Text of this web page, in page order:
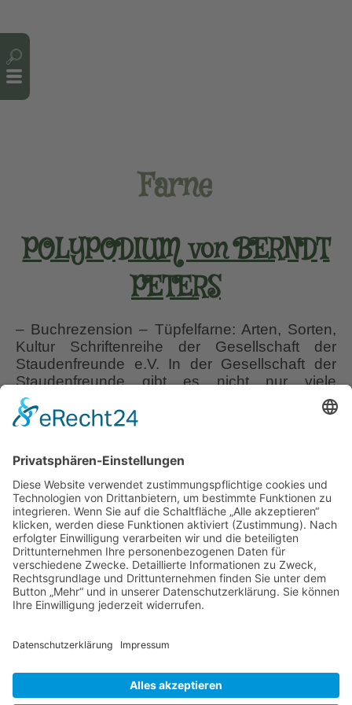
Farne
POLYPODIUM von BERNDT
PETERS
– Buchrezension – Tüpfelfarne: Arten, Sorten,
Kultur Schriftenreihe der Gesellschaft der
Staudenfreunde e.V. In der Gesellschaft der
Staudenfreunde gibt es nicht nur viele
Regionalgruppen, um Staudenbegeisterten
auch einen örtlich nahen persönlichen
gezielt mit einer Gattung (z.B. Hemerocallis,
Lilien oder Paeonien) oder einheitlichen
Staudentypen (z.B.…POLYPODIUM
von
BERNDT
PETERS
Liebe Leser! Ihr könnt euch per E-Mail
informieren lassen, wenn neue Artikel auf
Wurzerlsgarten erscheinen.Folgt dafür einfach
diesem Link und gebt dort eure E-Mailadresse
26. August 2021